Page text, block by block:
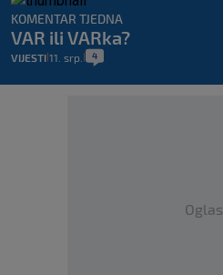
KOMENTAR TJEDNA
VAR ili VARka?
VIJESTI 11. srp. 4
Oglas